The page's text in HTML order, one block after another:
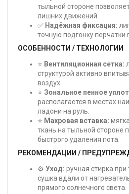
тыльной стороне
лишних движений.
✅ Надёжная фиксация:
точную подгонку перчатки
ОСОБЕННОСТИ / ТЕХНОЛОГИИ
⭐ Вентиляционная сетка:
структурой активно
воздух.
⭐ Зональное пенное
располагается в местах
ладони на руль.
⭐ Махровая вставка:
ткань на тыльной стороне
быстрого удаления пота.
РЕКОМЕНДАЦИИ /
⚙️ Уход: ручная стирка при
сушка вдали от
прямого солнечного света.